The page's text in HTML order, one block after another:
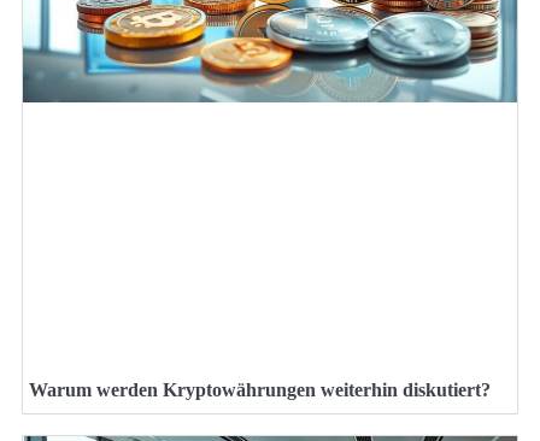
Warum werden Kryptowährungen weiterhin diskutiert?